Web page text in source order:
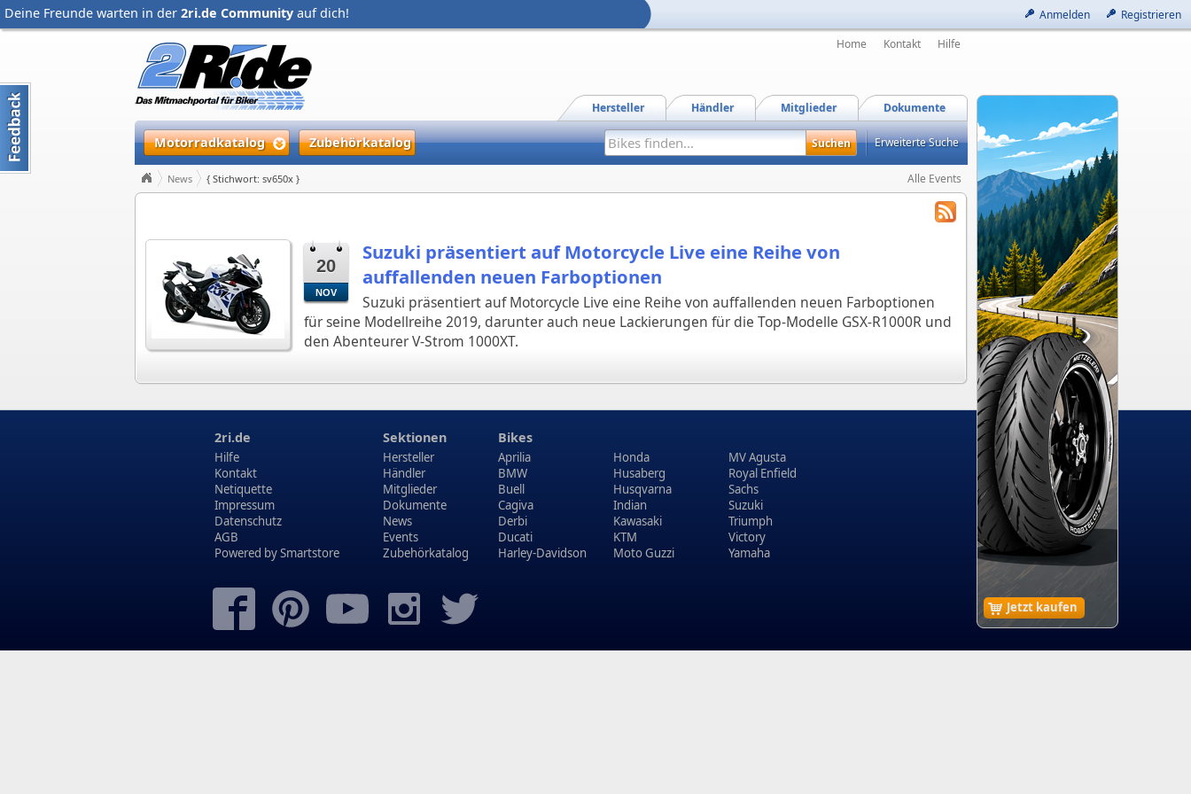
Anmelden Registrieren
Deine Freunde warten in der 2ri.de Community auf dich!
Jetzt kaufen
Home Kontakt Hilfe
Dokumente
Mitglieder
Händler
Hersteller
Motorradkatalog Zubehörkatalog Erweiterte Suche
Alle Events
News { Stichwort: sv650x }
20
NOV
Suzuki präsentiert auf Motorcycle Live eine Reihe von
auffallenden neuen Farboptionen
Suzuki präsentiert auf Motorcycle Live eine Reihe von auffallenden neuen Farboptionen
für seine Modellreihe 2019, darunter auch neue Lackierungen für die Top-Modelle GSX-R1000R und
den Abenteurer V-Strom 1000XT.
2ri.de
Hilfe
Kontakt
Netiquette
Impressum
Datenschutz
AGB
Powered bySmartstore
Sektionen
Hersteller
Händler
Mitglieder
Dokumente
News
Events
Zubehörkatalog
Bikes
Aprilia
BMW
Buell
Cagiva
Derbi
Ducati
Harley-Davidson
Honda
Husaberg
Husqvarna
Indian
Kawasaki
KTM
Moto Guzzi
MV Agusta
Royal Enfield
Sachs
Suzuki
Triumph
Victory
Yamaha